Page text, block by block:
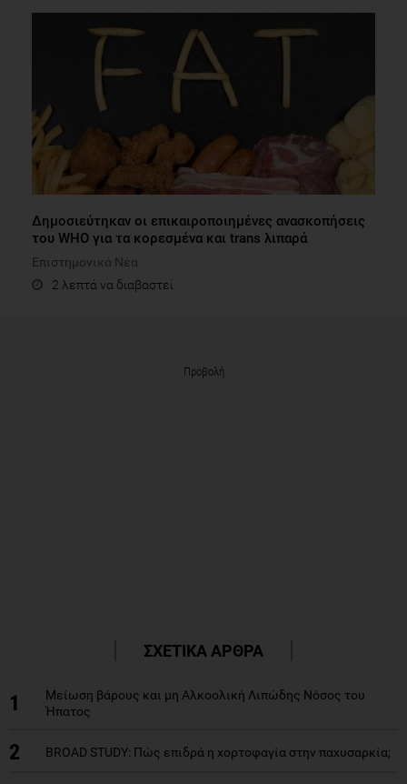
Δημοσιεύτηκαν οι επικαιροποιημένες ανασκοπήσεις
του WHO για τα κορεσμένα και trans λιπαρά
Επιστημονικά Νέα
2 λεπτά να διαβαστεί
Προβολή
ΣΧΕΤΙΚΑ ΑΡΘΡΑ
1
Μείωση βάρους και μη Αλκοολική Λιπώδης Νόσος του
Ήπατος
2 BROAD STUDY: Πώς επιδρά η χορτοφαγία στην παχυσαρκία;